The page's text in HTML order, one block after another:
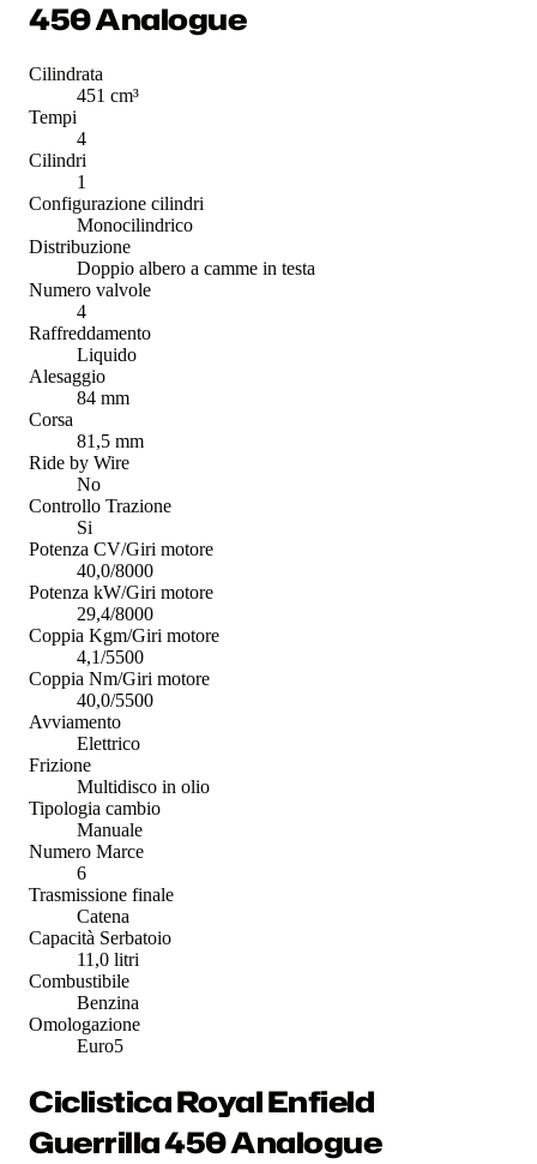
450 Analogue
Cilindrata
451 cm³
Tempi
4
Cilindri
1
Configurazione cilindri
Monocilindrico
Distribuzione
Doppio albero a camme in testa
Numero valvole
4
Raffreddamento
Liquido
Alesaggio
84 mm
Corsa
81,5 mm
Ride by Wire
No
Controllo Trazione
Si
Potenza CV/Giri motore
40,0/8000
Potenza kW/Giri motore
29,4/8000
Coppia Kgm/Giri motore
4,1/5500
Coppia Nm/Giri motore
40,0/5500
Avviamento
Elettrico
Frizione
Multidisco in olio
Tipologia cambio
Manuale
Numero Marce
6
Trasmissione finale
Catena
Capacità Serbatoio
11,0 litri
Combustibile
Benzina
Omologazione
Euro5
Ciclistica Royal Enfield
Guerrilla 450 Analogue